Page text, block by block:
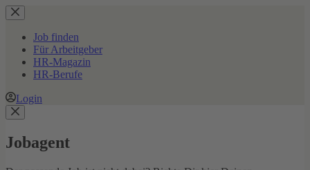
Zum
Inhalt
springenJob finden
Für Arbeitgeber
HR-Magazin
HR-Berufe
Login
Jobagent